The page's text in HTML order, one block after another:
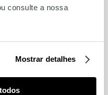
consulte a nossa
Mostrar detalhes